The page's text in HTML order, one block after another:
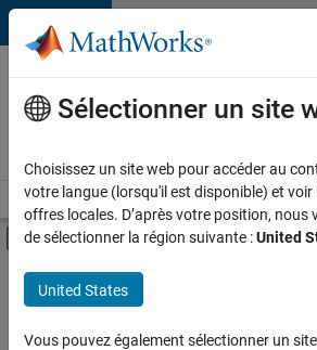
Passer au contenu
Votre
carrière
chez
Accueil Explorer nos opportunités
Activer/désactiver
Contenu principal
FILTRER PAR
Technologies de l’information
Rédaction technique
Sélectionner un site
Choisissez un site web pour accéder au
votre langue (lorsqu'il est disponible) et voir
offres locales. D’après votre position, nous
de sélectionner la région suivante :United
United States
Vous pouvez également sélectionner un